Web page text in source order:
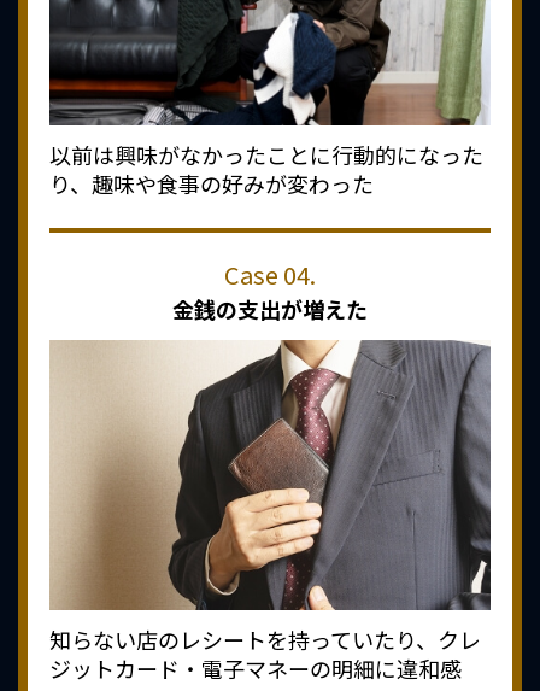
以前は興味がなかったことに行動的になった
り、趣味や食事の好みが変わった
金銭の支出が増えた
知らない店のレシートを持っていたり、クレ
ジットカード・電子マネーの明細に違和感